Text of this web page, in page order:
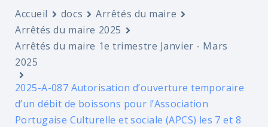
Accueil docs
Arrêtés du maire
Arrêtés du maire 2025
Arrêtés du maire 1e trimestre Janvier - Mars
2025
2025-A-087 Autorisation d’ouverture temporaire
d’un débit de boissons pour l’Association
Portugaise Culturelle et sociale (APCS) les 7 et 8